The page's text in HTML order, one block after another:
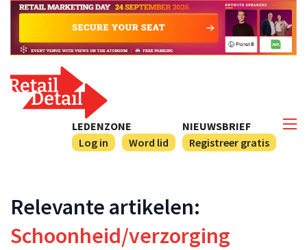
NIEUWSBRIEF
Registreer gratis
LEDENZONE
Log in
Word lid
Relevante artikelen:
Schoonheid/verzorging